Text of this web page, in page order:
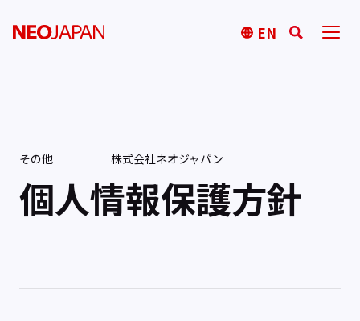
EN
その他 株式会社ネオジャパン
個人情報保護方針